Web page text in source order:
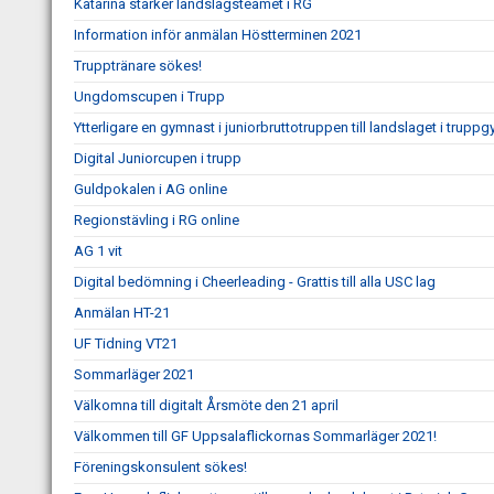
Katarina stärker landslagsteamet i RG
Information inför anmälan Höstterminen 2021
Trupptränare sökes!
Ungdomscupen i Trupp
Ytterligare en gymnast i juniorbruttotruppen till landslaget i
Digital Juniorcupen i trupp
Guldpokalen i AG online
Regionstävling i RG online
AG 1 vit
Digital bedömning i Cheerleading - Grattis till alla USC lag
Anmälan HT-21
UF Tidning VT21
Sommarläger 2021
Välkomna till digitalt Årsmöte den 21 april
Välkommen till GF Uppsalaflickornas Sommarläger 2021!
Föreningskonsulent sökes!